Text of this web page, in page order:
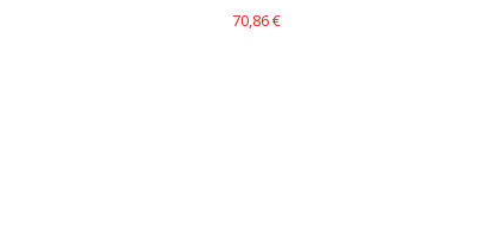
70,86 €